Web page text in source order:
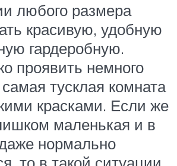
любого размера
красивую, удобную
гардеробную.
проявить немного
тусклая комната
красками. Если же
маленькая и в
нормально